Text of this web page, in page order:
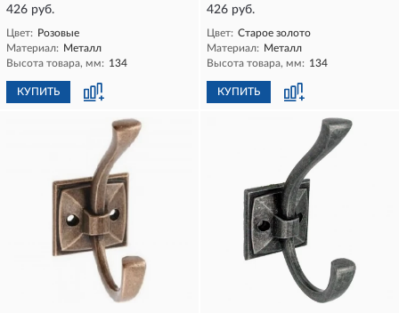
426 руб.
Цвет: Розовые
Материал: Металл
Высота товара, мм: 134
КУПИТЬ
426 руб.
Цвет: Старое золото
Материал: Металл
Высота товара, мм: 134
КУПИТЬ